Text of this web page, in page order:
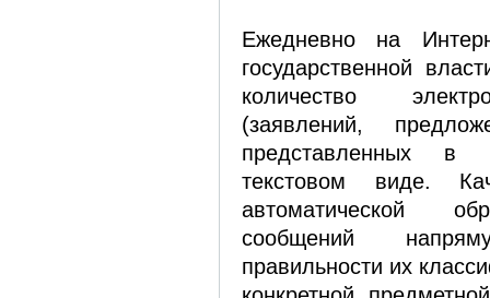
Ежедневно на
государственной
количество
(заявлений,
представленных в
текстовом виде.
автоматической
сообщений
правильности их